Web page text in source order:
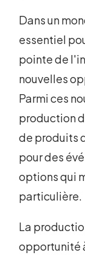
Dans un
essentiel
pointe de
nouvelles
Parmi ces
production
de produits
pour des
options qui
particulière.
La
opportunité